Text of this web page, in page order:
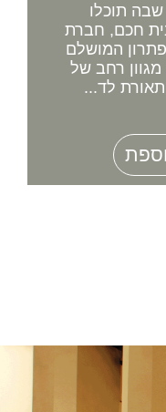
תוכלו
חכם, חברת
המושלם
רחב של
לד...